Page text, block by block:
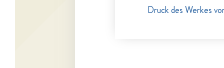
Druck des Werkes